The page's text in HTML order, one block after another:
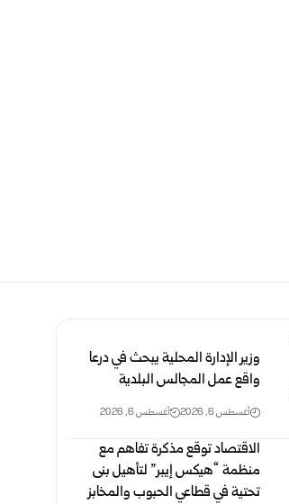
وزير الإدارة المحلية يبحث في درعا
واقع عمل المجالس البلدية
أغسطس 6, 2026 أغسطس 6, 2026
الاقتصاد توقع مذكرة تفاهم ‏مع
منظمة “هيكس إيبر” لتأهيل بنى
تحتية في قطاعي الحبوب والمخابز